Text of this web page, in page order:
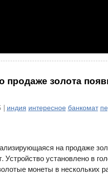
золота
| индия интересное банкомат
на продаже
установлено в
монеты в нескольких